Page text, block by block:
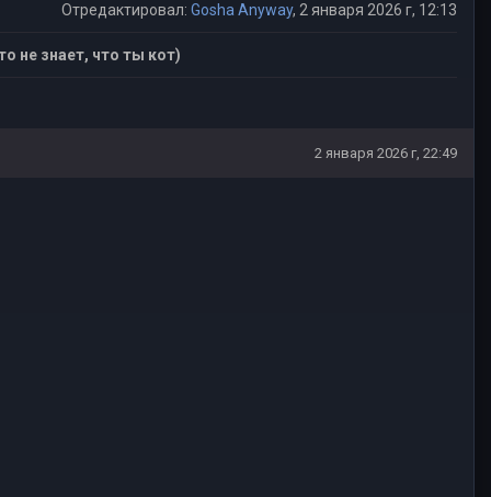
Отредактировал: Gosha Anyway, 2 января 2026 г, 12:13
не знает, что ты кот)
2 января 2026 г, 22:49